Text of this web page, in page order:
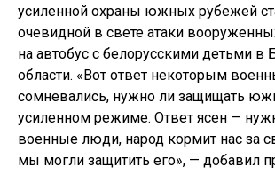
усиленной охраны южных рубежей
очевидной в свете атаки
на автобус с белорусскими детьми в
области. «Вот ответ некоторым
сомневались, нужно ли защищать
усиленном режиме. Ответ ясен —
военные люди, народ кормит нас за
мы могли защитить его», — добавил